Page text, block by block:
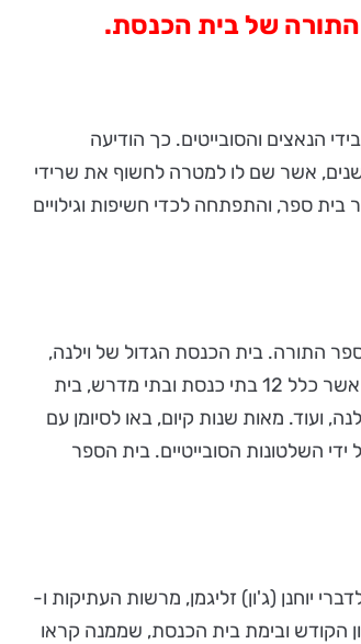
של בית הכנסת.
לאחורנה חשיפתם של ארון הקודש ובימת בית הכנסת וארון הקודש, של בית הכנסת הגדול אשר חרב לפני כ- 60 שנה בידי הנאצים והסובייטים. כך הודיעה
הגיע לשיאו פרויקט החפירות בן 6 השנים, אשר שם לו למטרה לחשוף את שרידי
ספר, והתפתחה לכדי חשיפות וגילויים
התורה. בית הכנסת הגדול של וילנה,
שנבנה במאה ה-17 בסגנון הרנסנס-בארוק, שכן ב"שולהויף", מרכז יהודי גדול של לימוד תורה וקהילה. זה היה הלב הפועם של היהדות הליטאית, אשר כלל 12 בתי כנסת ובתי מדרש, בית
ועוד. מאות שנות קיום, באו לסיומן עם
ליטא, נבזז ונשרף על ידי הנאצים, ובשנים 1956-7 שרידיו נהרסו כליל על ידי השלטונות הסובייטיים. בית הספר
יוחנן (ג'ון) זליגמן, מרשות העתיקות ו-
הקודש ובימת בית הכנסת, שממנה קראו